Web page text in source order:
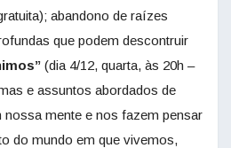
abandono de raízes
que podem descontruir
(dia 4/12, quarta, às 20h –
e assuntos abordados de
nossa mente e nos fazem pensar
do mundo em que vivemos,